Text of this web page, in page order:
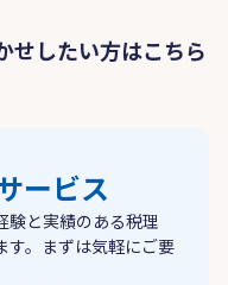
せしたい方はこちら
ービス
験と実績のある税理
す。まずは気軽にご要